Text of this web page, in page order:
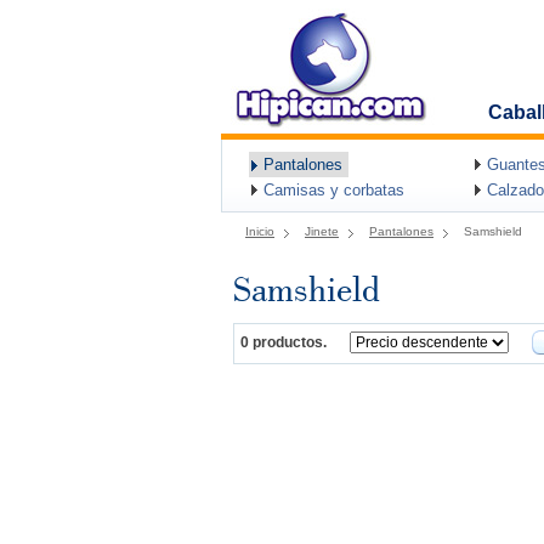
Pantalones
Camisas y corbatas
Inicio Jinete Pantalones Samshield
Samshield
0 productos.